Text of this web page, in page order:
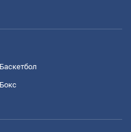
Баскетбол
Бокс